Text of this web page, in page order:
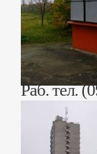
Риэлтор:
Раб. тел.
+38